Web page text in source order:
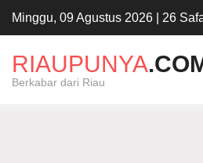
Minggu, 09 Agustus 2026 | 26
RIAUPUNYA
Berkabar dari Riau